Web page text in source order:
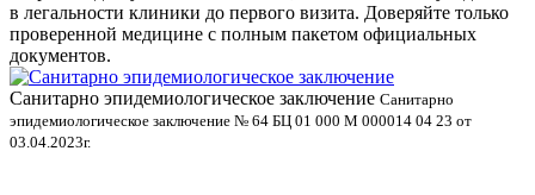
в легальности клиники до первого визита. Доверяйте только
проверенной медицине с полным пакетом официальных
документов.
Санитарно эпидемиологическое заключение Санитарно
эпидемиологическое заключение № 64 БЦ 01 000 М 000014 04 23 от
03.04.2023г.